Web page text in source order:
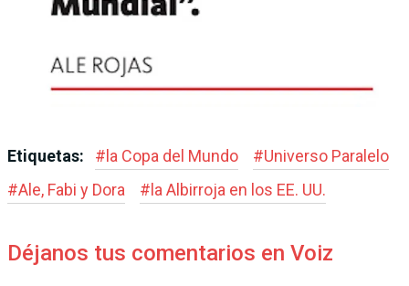
Etiquetas: # la Copa del Mundo #Universo Paralelo
#Ale, Fabi y Dora # la Albirroja en los EE. UU.
Déjanos tus comentarios en Voiz